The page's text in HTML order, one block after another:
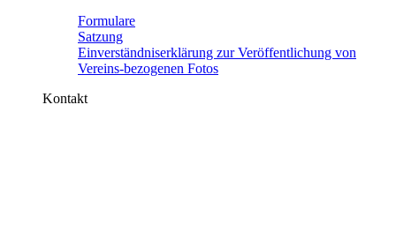
Formulare
Satzung
Einverständniserklärung zur Veröffentlichung von
Vereins-bezogenen Fotos
Kontakt